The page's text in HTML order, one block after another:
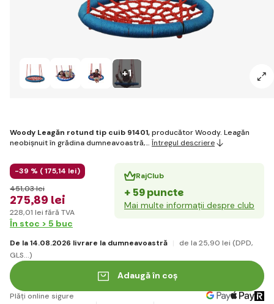
+1
Woody Leagăn rotund tip cuib 91401,producător Woody. Leagăn
neobișnuit în grădina dumneavoastră,… Întregul descriere
-39 % (175,14 lei)
275,89 lei
451,03 lei
228,01 lei fără TVA
RajClub
+ 59 puncte
Mai multe informații despre club
În stoc > 5 buc
De la 14.08.2026 livrare la dumneavoastră de la 25,90 lei (DPD,
GLS...)
Adaugă în coș
Plăți online sigure